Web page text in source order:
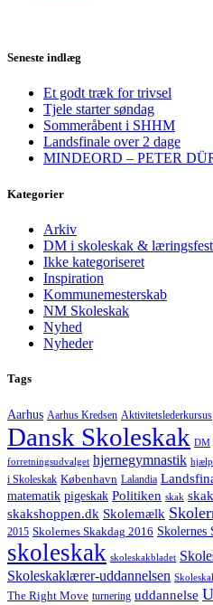
Seneste indlæg
Et godt træk for trivsel
Tjele starter søndag
Sommeråbent i SHHM
Landsfinale over 2 dage
MINDEORD – PETER
Kategorier
Arkiv
DM i skoleskak &
Ikke kategoriseret
Inspiration
Kommunemesterskab
NM Skoleskak
Nyhed
Nyheder
Tags
Aarhus Aarhus Kredsen Aktivitetslederkursus
Dansk Skoleskak DM
forretningsudvalget hjernegymnastik
i Skoleskak København Lalandia
matematik pigeskak Politiken skak
skakshoppen.dk Skolemælk
2015 Skolernes Skakdag 2016 Skolernes
skoleskak skoleskakbladet
Skoleskaklærer-uddannelsen
The Right Move turnering uddannelse